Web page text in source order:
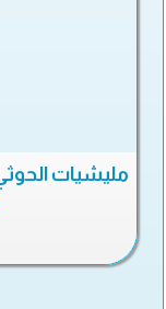
مليشيات